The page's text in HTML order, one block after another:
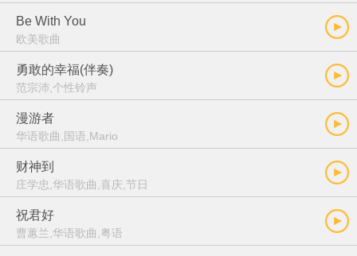
Be With You
欧美歌曲
勇敢的幸福(伴奏)
范宗沛,个性铃声
漫游者
华语歌曲,国语,Mario
财神到
庄学忠,华语歌曲,喜庆,节日
祝君好
曹蕙兰,华语歌曲,粤语